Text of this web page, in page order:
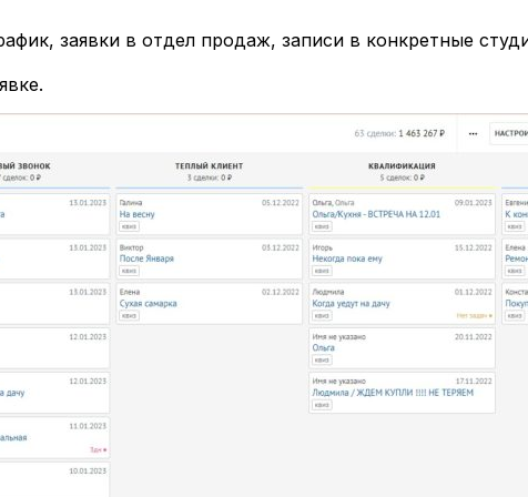
заявки в отдел продаж, записи в конкретные